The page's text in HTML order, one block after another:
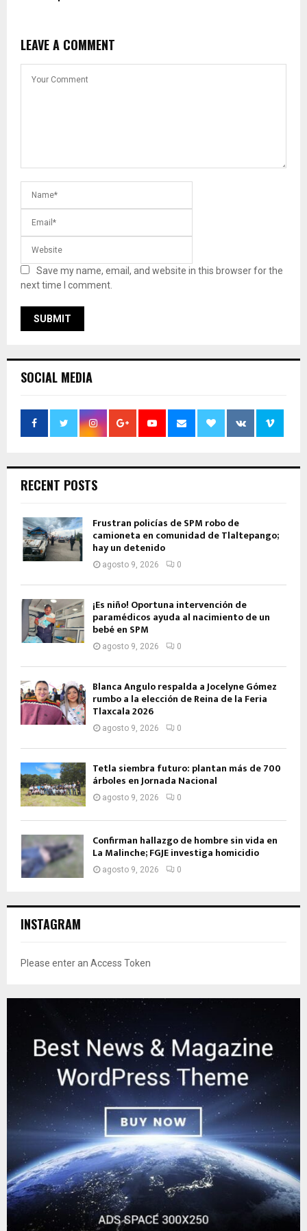
LEAVE A COMMENT
Save my name, email, and website in this browser for the
next time I comment.
SOCIAL MEDIA
RECENT POSTS
Frustran policías de SPM robo de
camioneta en comunidad de Tlaltepango;
hay un detenido
agosto 9, 2026 0
¡Es niño! Oportuna intervención de
paramédicos ayuda al nacimiento de un
bebé en SPM
agosto 9, 2026 0
Blanca Angulo respalda a Jocelyne Gómez
rumbo a la elección de Reina de la Feria
Tlaxcala 2026
agosto 9, 2026 0
Tetla siembra futuro: plantan más de 700
árboles en Jornada Nacional
agosto 9, 2026 0
Confirman hallazgo de hombre sin vida en
La Malinche; FGJE investiga homicidio
agosto 9, 2026 0
INSTAGRAM
Please enter an Access Token